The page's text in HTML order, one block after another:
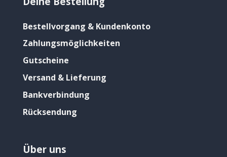
Bestellvorgang & Kundenkonto
Zahlungsmöglichkeiten
Gutscheine
Versand & Lieferung
Bankverbindung
Rücksendung
Über uns